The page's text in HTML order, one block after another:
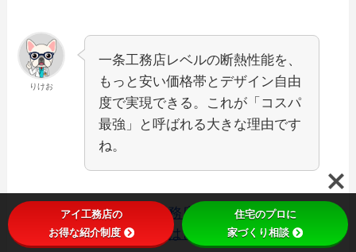
りけお
一条工務店レベルの断熱性能を、
もっと安い価格帯とデザイン自由
度で実現できる。これが「コスパ
最強」と呼ばれる大きな理由です
ね。
アイ工務店と一条工務店を徹底比較！予算と
理想を両立できるのはどっち？
アイ工務店の
お得な紹介制度
住宅のプロに
家づくり相談